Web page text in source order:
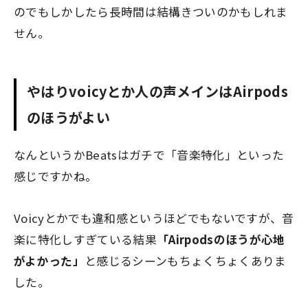
のでもしかしたら長時間は結構きついのかもしれま
せん。
やはりvoicyとか人の声メインはAirpods
のほうがよい
なんというかBeatsはガチで「音楽特化」といった
感じですかね。
Voicyとかでも違和感というほどでもないですが、音
楽に特化しすぎている結果 「Airpodsのほうが心地
がよかった」 と感じるシーンもちょくちょくありま
した。